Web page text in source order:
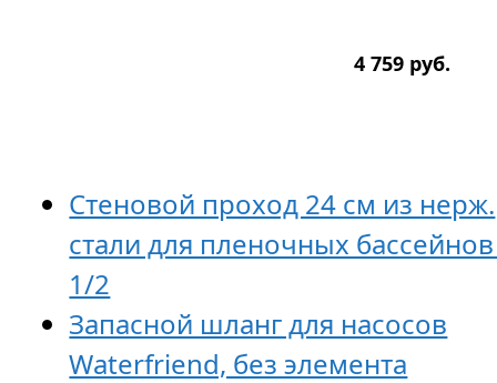
4 759 руб.
Стеновой проход 24 см из нерж.
стали для пленочных
1/2
Запaсной шланг для насосов
Waterfriend, без элемента